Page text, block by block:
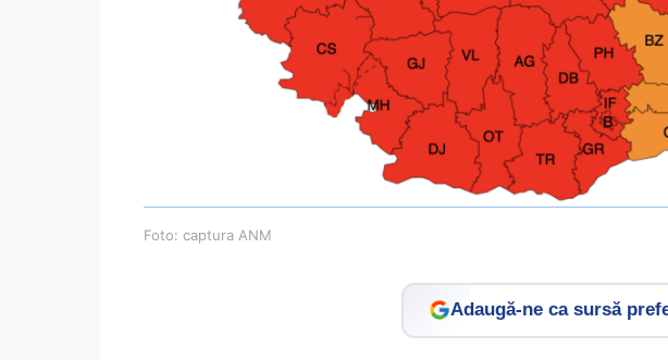
Foto: captura ANM
Adaugă-ne ca sursă